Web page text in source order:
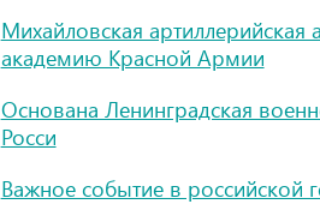
Михайловская
академию Красной Армии
Основана Ленинградская
Росси
Важное событие в российской